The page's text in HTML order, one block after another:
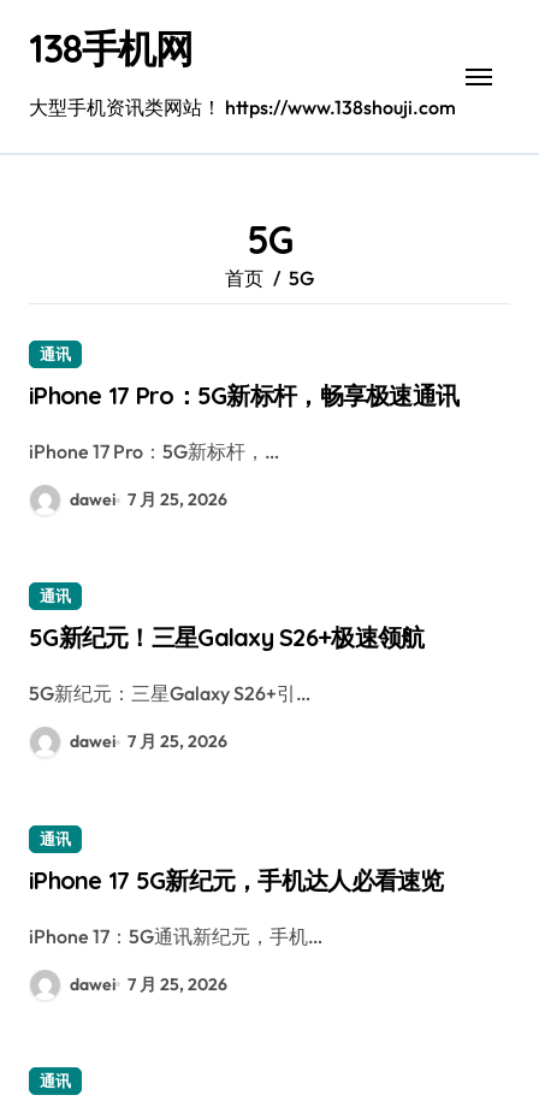
138手机网
大型手机资讯类网站！ https://www.138shouji.com
5G
首页 5G
通讯
iPhone 17 Pro：5G新标杆，畅享极速通讯
iPhone 17 Pro：5G新标杆，…
dawei 7 月 25, 2026
通讯
5G新纪元！三星Galaxy S26+极速领航
5G新纪元：三星Galaxy S26+引…
dawei 7 月 25, 2026
通讯
iPhone 17 5G新纪元，手机达人必看速览
iPhone 17：5G通讯新纪元，手机…
dawei 7 月 25, 2026
通讯